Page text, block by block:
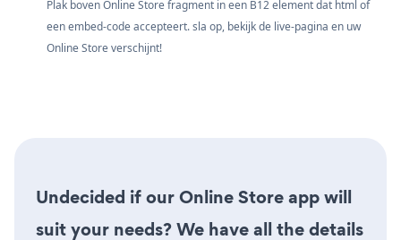
Plak boven Online Store fragment in een B12 element dat html of
een embed-code accepteert. sla op, bekijk de live-pagina en uw
Online Store verschijnt!
Undecided if our Online Store app will
suit your needs? We have all the details